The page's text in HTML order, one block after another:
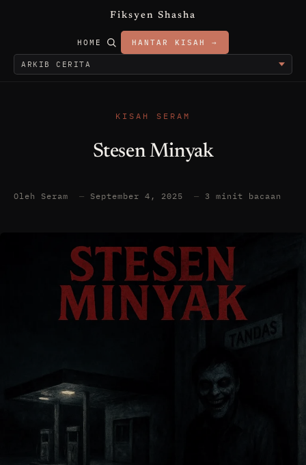
Fiksyen Shasha
HOME HANTAR KISAH →
KISAH SERAM
Stesen Minyak
Oleh Seram — September 4, 2025 — 3 minit bacaan